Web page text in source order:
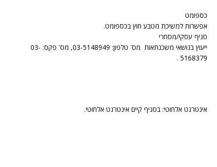
כספומט
אפשרות למשיכת מטבע חוץ בכספומט.
סניף עסקי/מסחרי
ייעוץ בנושאי משכנתאות מס' טלפון: 03-5148949, מס' פקס: 03-
5168379 .
אינטרנט אלחוטי: בסניף קיים אינטרנט אלחוטי.